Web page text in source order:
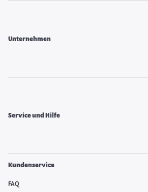
Unternehmen
Service und Hilfe
Kundenservice
FAQ